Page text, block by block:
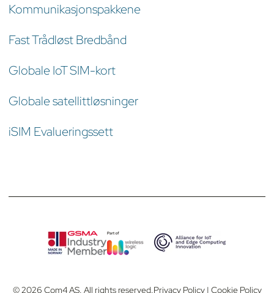
Kommunikasjonspakkene
Fast Trådløst Bredbånd
Globale IoT SIM-kort
Globale satellittløsninger
iSIM Evalueringssett
© 2026 Com4 AS. All rights reserved.Privacy Policy | Cookie Policy